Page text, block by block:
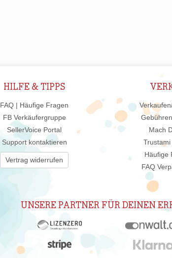
HILFE & TIPPS
FAQ | Häufige Fragen
FB Verkäufergruppe
SellerVoice Portal
Support kontaktieren
Vertrag widerrufen
Mach
Häufige
FAQ
UNSERE PARTNER FÜR DEINEN